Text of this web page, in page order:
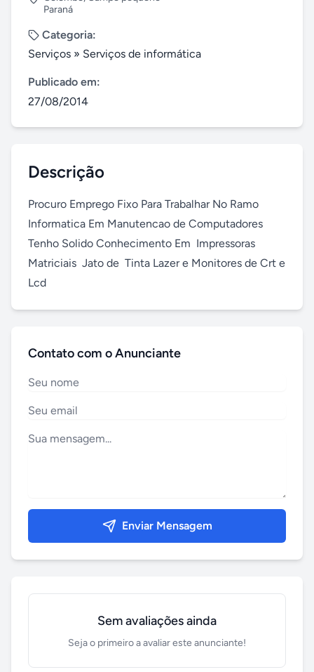
Paraná
Categoria:
Serviços » Serviços de informática
Publicado em:
27/08/2014
Descrição
Procuro Emprego Fixo Para Trabalhar No Ramo
Informatica Em Manutencao de Computadores
Tenho Solido Conhecimento Em  Impressoras
Matriciais  Jato de  Tinta Lazer e Monitores de Crt e
Lcd
Contato com o Anunciante
Enviar Mensagem
Sem avaliações ainda
Seja o primeiro a avaliar este anunciante!